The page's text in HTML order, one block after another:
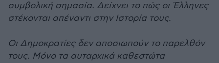
συμβολική σημασία. Δείχνει το πώς οι Έλληνες
στέκονται απέναντι στην Ιστορία τους.
Οι Δημοκρατίες δεν αποσιωπούν το παρελθόν
τους. Μόνο τα αυταρχικά καθεστώτα